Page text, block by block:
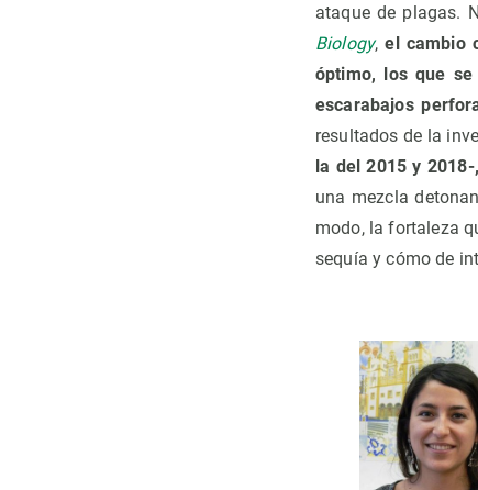
ataque de plagas.
Biology,el cambio
óptimo, los que
escarabajos
resultados de la
la del 2015 y
una mezcla
modo, la fortaleza
sequía y cómo de